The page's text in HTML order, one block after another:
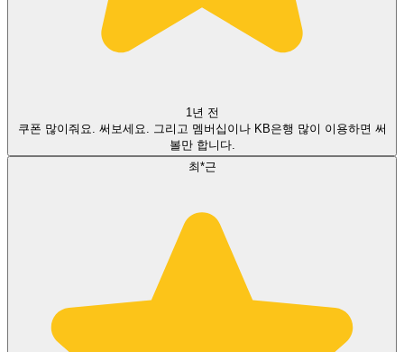
1년 전
쿠폰 많이줘요. 써보세요. 그리고 멤버십이나 KB은행 많이 이용하면 써
볼만 합니다.
최*근